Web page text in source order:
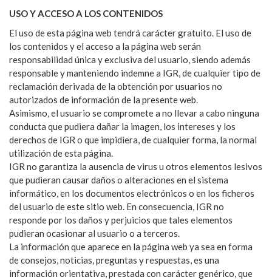
USO Y ACCESO A LOS CONTENIDOS
El uso de esta página web tendrá carácter gratuito. El uso de
los contenidos y el acceso a la página web serán
responsabilidad única y exclusiva del usuario, siendo además
responsable y manteniendo indemne a IGR, de cualquier tipo de
reclamación derivada de la obtención por usuarios no
autorizados de información de la presente web.
Asimismo, el usuario se compromete a no llevar a cabo ninguna
conducta que pudiera dañar la imagen, los intereses y los
derechos de IGR o que impidiera, de cualquier forma, la normal
utilización de esta página.
IGR no garantiza la ausencia de virus u otros elementos lesivos
que pudieran causar daños o alteraciones en el sistema
informático, en los documentos electrónicos o en los ficheros
del usuario de este sitio web. En consecuencia, IGR no
responde por los daños y perjuicios que tales elementos
pudieran ocasionar al usuario o a terceros.
La información que aparece en la página web ya sea en forma
de consejos, noticias, preguntas y respuestas, es una
información orientativa, prestada con carácter genérico, que